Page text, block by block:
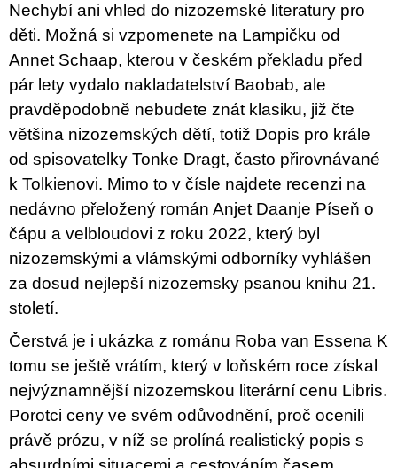
Nechybí ani vhled do nizozemské literatury pro
děti. Možná si vzpomenete na Lampičku od
Annet Schaap, kterou v českém překladu před
pár lety vydalo nakladatelství Baobab, ale
pravděpodobně nebudete znát klasiku, již čte
většina nizozemských dětí, totiž Dopis pro krále
od spisovatelky Tonke Dragt, často přirovnávané
k Tolkienovi. Mimo to v čísle najdete recenzi na
nedávno přeložený román Anjet Daanje Píseň o
čápu a velbloudovi z roku 2022, který byl
nizozemskými a vlámskými odborníky vyhlášen
za dosud nejlepší nizozemsky psanou knihu 21.
století.
Čerstvá je i ukázka z románu Roba van Essena K
tomu se ještě vrátím, který v loňském roce získal
nejvýznamnější nizozemskou literární cenu Libris.
Porotci ceny ve svém odůvodnění, proč ocenili
právě prózu, v níž se prolíná realistický popis s